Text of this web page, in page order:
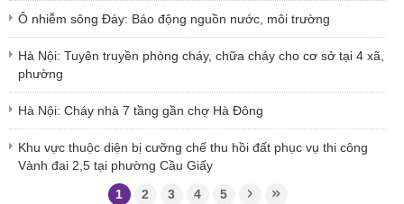
Ô nhiễm sông Đáy: Báo động nguồn nước, môi trường
Hà Nội: Tuyên truyền phòng cháy, chữa cháy cho cơ sở tại 4 xã,
phường
Hà Nội: Cháy nhà 7 tầng gần chợ Hà Đông
Khu vực thuộc diện bị cưỡng chế thu hồi đất phục vụ thi công
Vành đai 2,5 tại phường Cầu Giấy
1 2 3 4 5